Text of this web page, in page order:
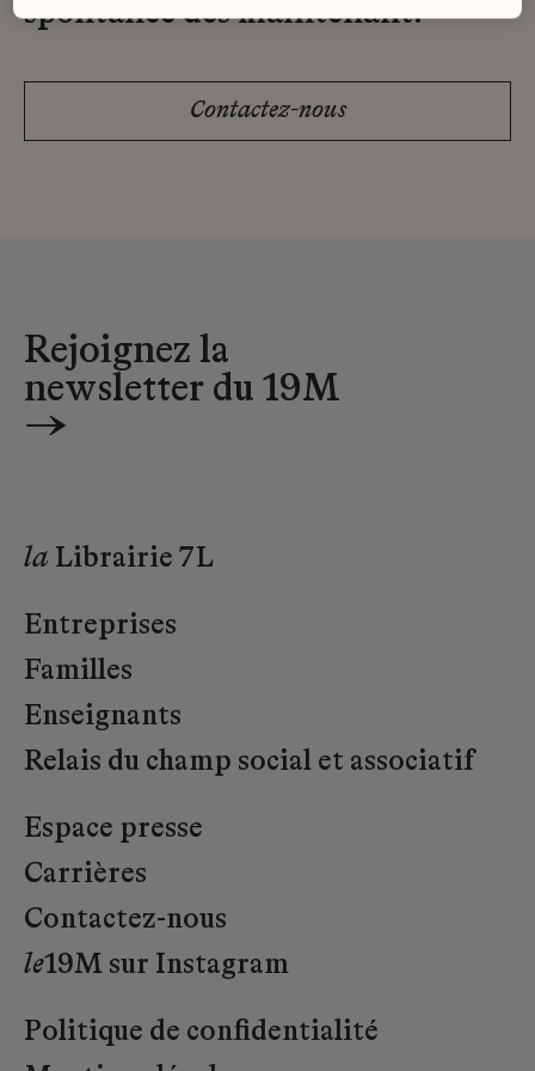
spontanée dès maintenant.
Contactez-nous
Rejoignez la
newsletter du 19M
→
la Librairie 7L
Entreprises
Familles
Enseignants
Relais du champ social et associatif
Espace presse
Carrières
Contactez-nous
le19M sur Instagram
Politique de confidentialité